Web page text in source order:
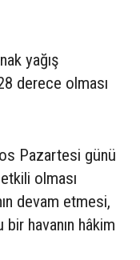
yağış
derece olması
Pazartesi günü
olması
devam etmesi,
havanın hâkim